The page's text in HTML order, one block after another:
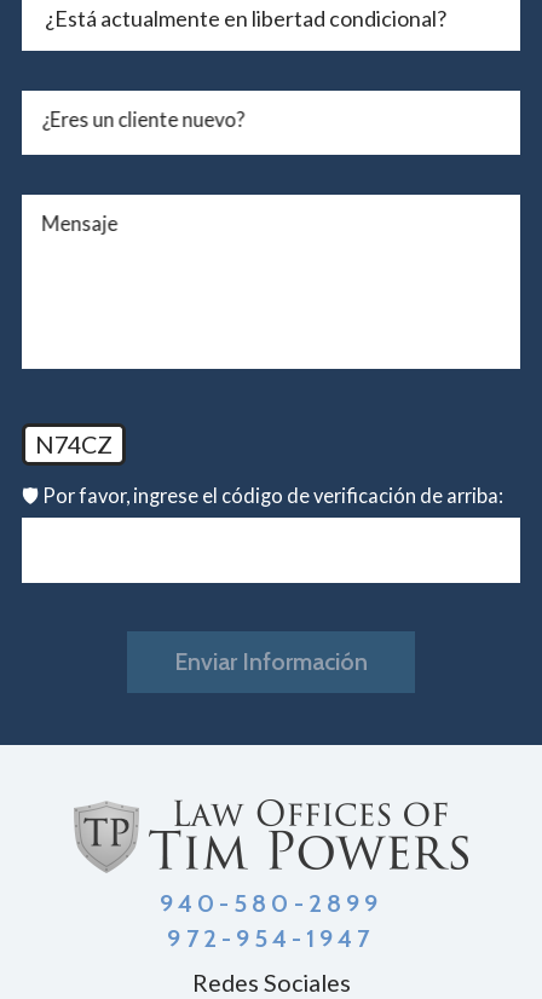
¿Eres un cliente nuevo?
Mensaje
N74CZ
🛡️ Por favor, ingrese el código de verificación de arriba:
Enviar Información
940-580-2899
972-954-1947
Redes Sociales